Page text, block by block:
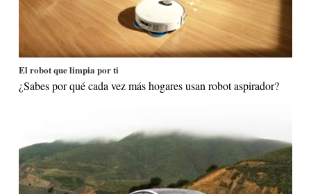
El robot que limpia por ti
¿Sabes por qué cada vez más hogares usan robot aspirador?